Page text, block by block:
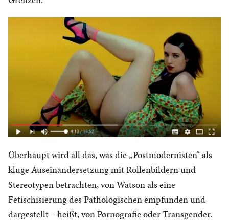
Überhaupt wird all das, was die „Postmodernisten“ als
kluge Auseinandersetzung mit Rollenbildern und
Stereotypen betrachten, von Watson als eine
Fetischisierung des Pathologischen empfunden und
dargestellt – heißt, von Pornografie oder Transgender.